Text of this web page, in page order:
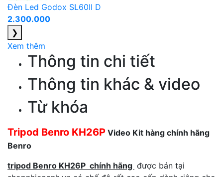
Đèn Led Godox SL60II D
2.300.000
❯
Xem thêm
Thông tin chi tiết
Thông tin khác & video
Từ khóa
Tripod Benro KH26P Video Kit hàng chính hãng
Benro
tripod Benro KH26P chính hãng được bán tại